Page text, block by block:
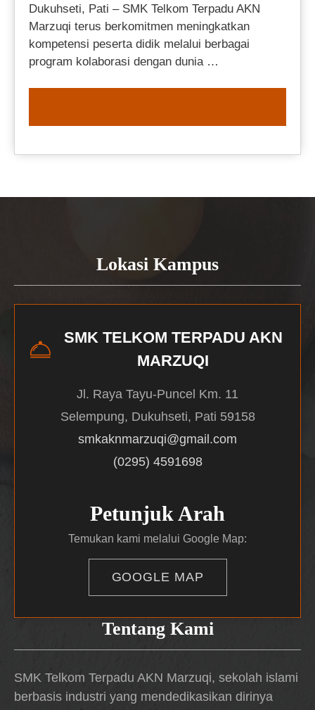
Dukuhseti, Pati – SMK Telkom Terpadu AKN
Marzuqi terus berkomitmen meningkatkan
kompetensi peserta didik melalui berbagai
program kolaborasi dengan dunia …
Tentang Kami
SMK Telkom Terpadu AKN Marzuqi, sekolah islami
berbasis industri yang mendedikasikan dirinya
Lokasi Kampus
SMK TELKOM TERPADU AKN
MARZUQI
Jl. Raya Tayu-Puncel Km. 11
Selempung, Dukuhseti, Pati 59158
smkaknmarzuqi@gmail.com
(0295) 4591698
Petunjuk Arah
Temukan kami melalui Google Map:
GOOGLE MAP